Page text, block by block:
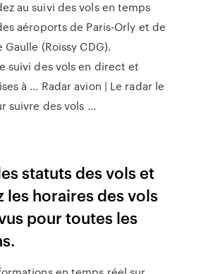
au suivi des vols en temps
aéroports de Paris-Orly et de
Gaulle (Roissy CDG).
suivi des vols en direct et
à … Radar avion | Le radar le
suivre des vols ...
statuts des vols et
les horaires des vols
pour toutes les